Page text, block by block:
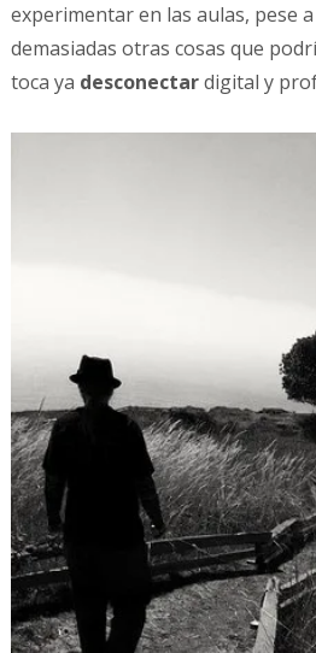
experimentar en las aulas, pese
demasiadas otras cosas que
toca ya desconectardigital y